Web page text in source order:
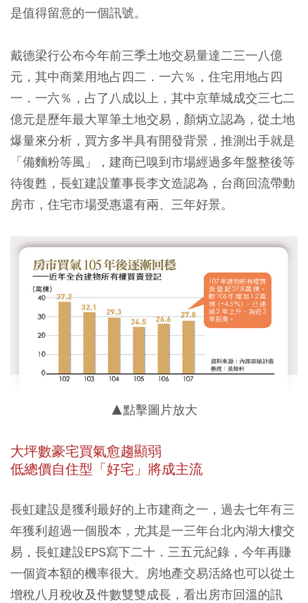
是值得留意的一個訊號。
戴德梁行公布今年前三季土地交易量達二三一八億
元，其中商業用地占四二．一六％，住宅用地占四
一．一六％，占了八成以上，其中京華城成交三七二
億元是歷年最大單筆土地交易，顏炳立認為，從土地
爆量來分析，買方多半具有開發背景，推測出手就是
「備麵粉等風」，建商已嗅到市場經過多年盤整後等
待復甦，長虹建設董事長李文造認為，台商回流帶動
房市，住宅市場受惠還有兩、三年好景。
▲點擊圖片放大
大坪數豪宅買氣愈趨顯弱
低總價自住型「好宅」將成主流
長虹建設是獲利最好的上市建商之一，過去七年有三
年獲利超過一個股本，尤其是一三年台北內湖大樓交
易，長虹建設EPS寫下二十．三五元紀錄，今年再賺
一個資本額的機率很大。房地產交易活絡也可以從土
增稅八月稅收及件數雙雙成長，看出房市回溫的訊